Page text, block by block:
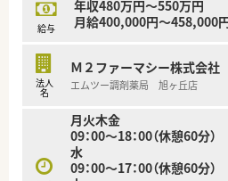
給与
年収480万円～550万円
月給400,000円～458,000
法人
名
Ｍ２ファーマシー株式会社
エムツー調剤薬局 旭ヶ丘店
月火木金
09：00～18：00（休憩60分）
水
09：00～17：00（休憩60分）